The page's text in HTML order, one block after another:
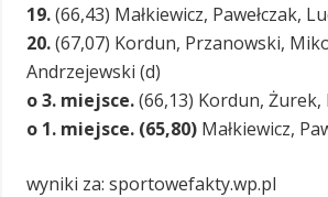
19.(66,43) Małkiewicz, Pawełczak,
20.(67,07) Kordun, Przanowski,
Andrzejewski (d)
o 3. miejsce.(66,13) Kordun,
o 1. miejsce. (65,80) Małkiewicz,
wyniki za: sportowefakty.wp.pl